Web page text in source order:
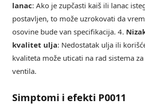
lanac: Ako je zupčasti kaiš ili lanac
postavljen, to može uzrokovati da
osovine bude van specifikacija. 4.
kvalitet ulja: Nedostatak ulja ili
kvaliteta može uticati na rad sistema
ventila.
Simptomi i efekti P0011